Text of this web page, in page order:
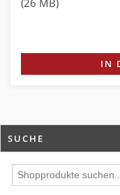
(26 MB)
IN
SUCHE